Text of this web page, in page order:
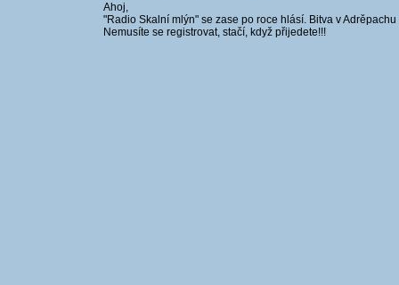
Ahoj,
"Radio Skalní mlýn" se zase po roce hlásí. Bitva v
Nemusíte se registrovat, stačí, když přijedete!!!